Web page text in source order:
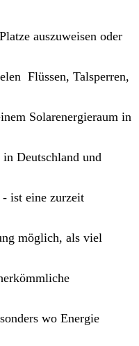
auszuweisen oder
Flüssen, Talsperren,
Solarenergieraum in
Deutschland und
ist eine zurzeit
möglich, als viel
wo Energie